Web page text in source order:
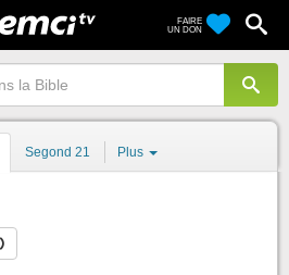
FAIRE
UN DON
Segond 21 Plus